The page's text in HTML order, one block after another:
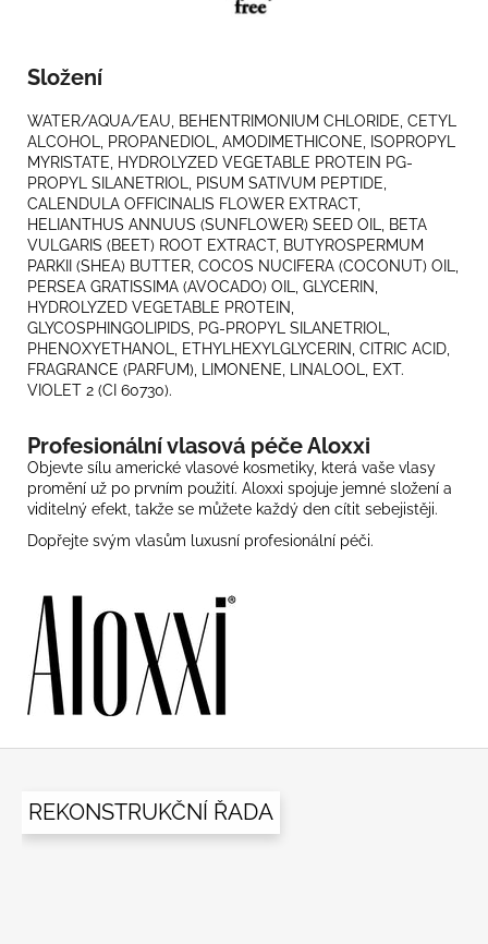
Složení
WATER/AQUA/EAU, BEHENTRIMONIUM CHLORIDE, CETYL
ALCOHOL, PROPANEDIOL, AMODIMETHICONE, ISOPROPYL
MYRISTATE, HYDROLYZED VEGETABLE PROTEIN PG-
PROPYL SILANETRIOL, PISUM SATIVUM PEPTIDE,
CALENDULA OFFICINALIS FLOWER EXTRACT,
HELIANTHUS ANNUUS (SUNFLOWER) SEED OIL, BETA
VULGARIS (BEET) ROOT EXTRACT, BUTYROSPERMUM
PARKII (SHEA) BUTTER, COCOS NUCIFERA (COCONUT) OIL,
PERSEA GRATISSIMA (AVOCADO) OIL, GLYCERIN,
HYDROLYZED VEGETABLE PROTEIN,
GLYCOSPHINGOLIPIDS, PG-PROPYL SILANETRIOL,
PHENOXYETHANOL, ETHYLHEXYLGLYCERIN, CITRIC ACID,
FRAGRANCE (PARFUM), LIMONENE, LINALOOL, EXT.
VIOLET 2 (CI 60730).
Profesionální vlasová péče Aloxxi
Objevte sílu americké vlasové kosmetiky, která vaše vlasy
promění už po prvním použití. Aloxxi spojuje jemné složení a
viditelný efekt, takže se můžete každý den cítit sebejistěji.
Dopřejte svým vlasům luxusní profesionální péči.
REKONSTRUKČNÍ ŘADA